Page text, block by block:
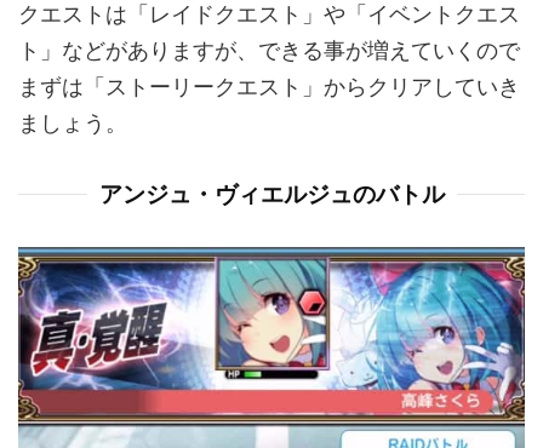
クエストは「レイドクエスト」や「イベントクエス
ト」などがありますが、できる事が増えていくので
まずは「ストーリークエスト」からクリアしていき
ましょう。
アンジュ・ヴィエルジュのバトル